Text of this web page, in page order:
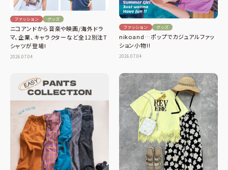
ファッション グッズ
ニコアンドから音楽や映画/海外ドラ
マ、企業、キャラクターなど全12別注T
シャツが登場!
2026.07.04
ファッション グッズ
nikoand…ポップでカジュアルファッ
ション小物!!
2026.07.04